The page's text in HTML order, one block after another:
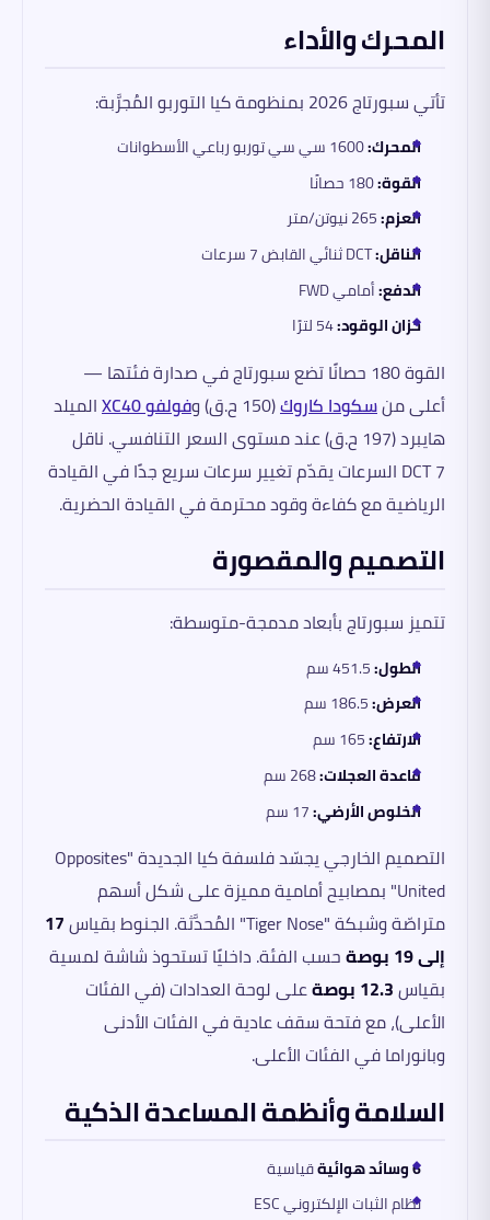
المحرك والأداء
تأتي سبورتاج 2026 بمنظومة كيا التوربو المُجرَّبة:
المحرك:1600 سي سي توربو رباعي الأسطوانات
القوة:180 حصانًا
العزم:
الناقل:DCT ثنائي القابض 7 سرعات
الدفع:أمامي FWD
خزان الوقود:54 لترًا
القوة 180 حصانًا تضع سبورتاج في صدارة فئتها —
أعلى منسكودا كاروك(150 ح.ق) و فولفو XC40
الميلد
هايبرد (197 ح.ق) عند مستوى السعر التنافسي. ناقل
DCT 7 السرعات يقدّم تغيير سرعات سريع جدًا في القيادة
الرياضية مع كفاءة وقود محترمة في القيادة الحضرية.
التصميم والمقصورة
تتميز سبورتاج بأبعاد مدمجة-متوسطة:
الطول:
العرض:
الارتفاع:
قاعدة العجلات:268 سم
الخلوص الأرضي:
التصميم الخارجي يجسّد فلسفة كيا الجديدة "Opposites
United" بمصابيح أمامية مميزة على شكل أسهم
متراصّة وشبكة "Tiger Nose" المُحدَّثة. الجنوط بقياس
17
إلى 19 بوصة
حسب الفئة. داخليًا تستحوذ شاشة لمسية
بقياس12.3 بوصة
على لوحة العدادات (في الفئات
الأعلى)، مع فتحة سقف عادية في الفئات الأدنى
وبانوراما في الفئات الأعلى.
السلامة وأنظمة المساعدة الذكية
6 وسائد هوائية
قياسية
نظام الثبات الإلكتروني ESC